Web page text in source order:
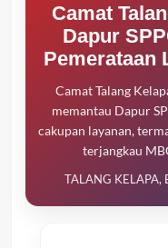
Camat
Dapur
Pemerataan
Camat Talang
memantau Dapur
cakupan layanan,
terjangkau
TALANG KELAPA,